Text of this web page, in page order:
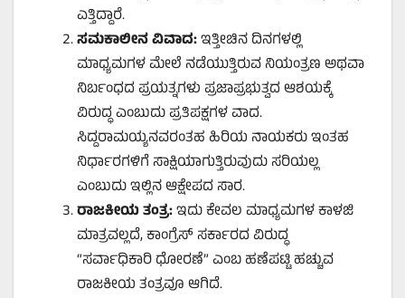
ಎತ್ತಿದ್ದಾರೆ.
ಸಮಕಾಲೀನ ವಿವಾದ:ಇತ್ತೀಚಿನ ದಿನಗಳಲ್ಲಿ
ಮಾಧ್ಯಮಗಳ ಮೇಲೆ ನಡೆಯುತ್ತಿರುವ ನಿಯಂತ್ರಣ ಅಥವಾ
ನಿರ್ಬಂಧದ ಪ್ರಯತ್ನಗಳು ಪ್ರಜಾಪ್ರಭುತ್ವದ ಆಶಯಕ್ಕೆ
ವಿರುದ್ಧ ಎಂಬುದು ಪ್ರತಿಪಕ್ಷಗಳ ವಾದ.
ಸಿದ್ದರಾಮಯ್ಯನವರಂತಹ ಹಿರಿಯ ನಾಯಕರು ಇಂತಹ
ನಿರ್ಧಾರಗಳಿಗೆ ಸಾಕ್ಷಿಯಾಗುತ್ತಿರುವುದು ಸರಿಯಲ್ಲ
ಎಂಬುದು ಇಲ್ಲಿನ ಆಕ್ಷೇಪದ ಸಾರ.
ರಾಜಕೀಯ ತಂತ್ರ:ಇದು ಕೇವಲ ಮಾಧ್ಯಮಗಳ ಕಾಳಜಿ
ಮಾತ್ರವಲ್ಲದೆ, ಕಾಂಗ್ರೆಸ್ ಸರ್ಕಾರದ ವಿರುದ್ಧ
“ಸರ್ವಾಧಿಕಾರಿ ಧೋರಣೆ” ಎಂಬ ಹಣೆಪಟ್ಟಿ ಹಚ್ಚುವ
ರಾಜಕೀಯ ತಂತ್ರವೂ ಆಗಿದೆ.